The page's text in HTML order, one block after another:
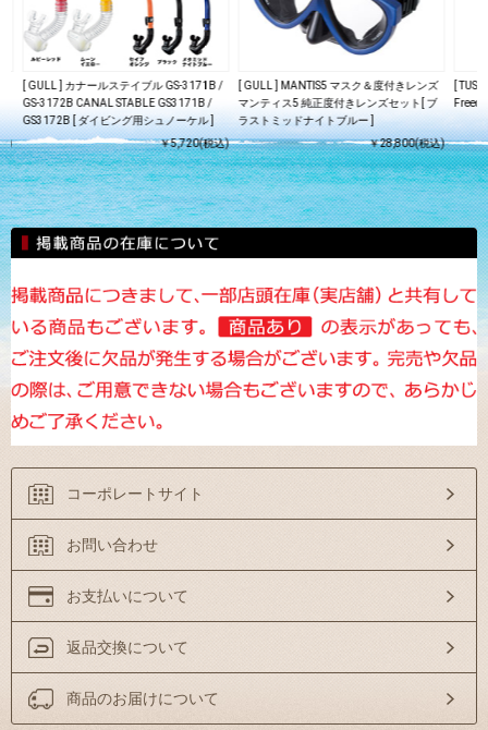
)
[ GULL ] カナールステイブル GS-3171B /
GS-3172B CANAL STABLE GS3171B /
GS3172B [ ダイビング用シュノーケル ]
￥5,720(税込)
[ GULL ] MANTIS5 マスク＆度付きレンズ
マンティス5 純正度付きレンズセット[ ブ
ラストミッドナイトブルー ]
￥28,800(税込)
[
コーポレートサイト
お問い合わせ
お支払いについて
返品交換について
商品のお届けについて